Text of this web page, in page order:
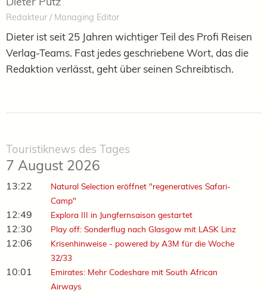
Redakteur / Managing Editor
Dieter ist seit 25 Jahren wichtiger Teil des Profi Reisen
Verlag-Teams. Fast jedes geschriebene Wort, das die
Redaktion verlässt, geht über seinen Schreibtisch.
Touristiknews des Tages
7 August 2026
13:22
Natural Selection eröffnet "regeneratives Safari-
Camp"
12:49 Explora III in Jungfernsaison gestartet
12:30 Play off: Sonderflug nach Glasgow mit LASK Linz
12:06
Krisenhinweise - powered by A3M für die Woche
32/33
10:01
Emirates: Mehr Codeshare mit South African
Airways